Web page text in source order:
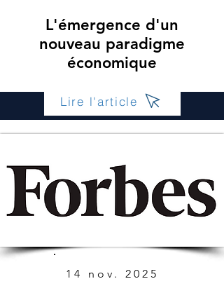
L'émergence d'un
nouveau paradigme
économique
Lire l'article
14 nov. 2025